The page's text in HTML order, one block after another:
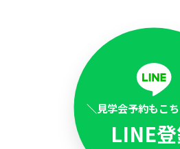
本八幡南口接骨院Instagram
採用公式TikTok
＼見学会予約もこ
LINE